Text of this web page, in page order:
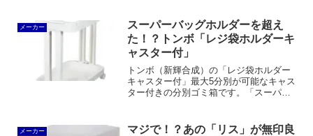
わけです。外しても壁にほとんどキズが
残りません。
メーカー
スーパーバッグホルダーを超え
た！？トンボ「レジ袋ホルダーキ
ャスター付」
トンボ（新輝合成）の「レジ袋ホルダー
キャスター付」最大5分別が可能なキャス
ター付きの分別ゴミ箱です。「スーパー
メーカー
マジで！？あの「リス」が無印良